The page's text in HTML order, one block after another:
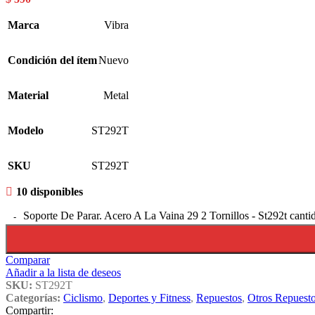
Marca Vibra
Condición del ítemNuevo
Material Metal
Modelo ST292T
SKU ST292T
10 disponibles
Soporte De Parar. Acero A La Vaina 29 2 Tornillos - St292t
Comparar
Añadir a la lista de deseos
SKU: ST292T
Categorías: Ciclismo, Deportes y Fitness, Repuestos, Otros
Compartir: